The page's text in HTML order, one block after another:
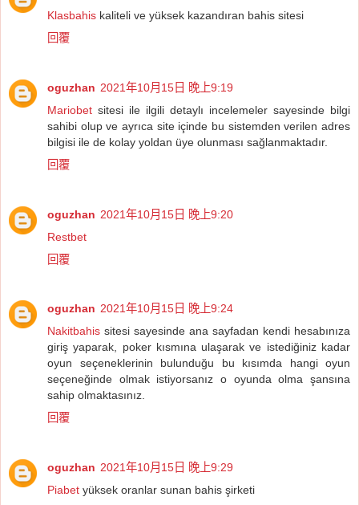
Klasbahis kaliteli ve yüksek kazandıran bahis sitesi
回覆
oguzhan 2021年10月15日 晚上9:19
Mariobet sitesi ile ilgili detaylı incelemeler sayesinde bilgi
sahibi olup ve ayrıca site içinde bu sistemden verilen adres
bilgisi ile de kolay yoldan üye olunması sağlanmaktadır.
回覆
oguzhan 2021年10月15日 晚上9:20
Restbet
回覆
oguzhan 2021年10月15日 晚上9:24
Nakitbahis sitesi sayesinde ana sayfadan kendi hesabınıza
giriş yaparak, poker kısmına ulaşarak ve istediğiniz kadar
oyun seçeneklerinin bulunduğu bu kısımda hangi oyun
seçeneğinde olmak istiyorsanız o oyunda olma şansına
sahip olmaktasınız.
回覆
oguzhan 2021年10月15日 晚上9:29
Piabet yüksek oranlar sunan bahis şirketi